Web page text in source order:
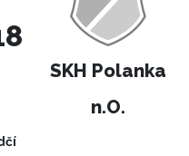
SKH Polanka
n.O.